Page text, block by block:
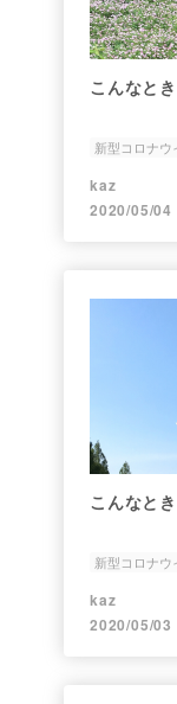
こんなと
新型コロナウ
kaz
2020/05/04
こんなと
新型コロナウ
kaz
2020/05/03